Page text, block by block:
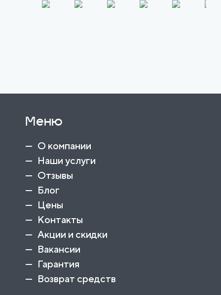
Меню
О компании
Наши услуги
Отзывы
Блог
Цены
Контакты
Акции и скидки
Вакансии
Гарантия
Возврат средств